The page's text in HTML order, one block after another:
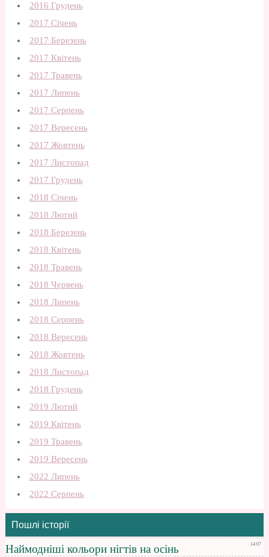
2016 Грудень
2017 Січень
2017 Березень
2017 Квітень
2017 Травень
2017 Липень
2017 Серпень
2017 Вересень
2017 Жовтень
2017 Листопад
2017 Грудень
2018 Січень
2018 Лютий
2018 Березень
2018 Квітень
2018 Травень
2018 Червень
2018 Липень
2018 Серпень
2018 Вересень
2018 Жовтень
2018 Листопад
2018 Грудень
2019 Лютий
2019 Квітень
2019 Травень
2019 Вересень
2022 Липень
2022 Серпень
Пошлі історії